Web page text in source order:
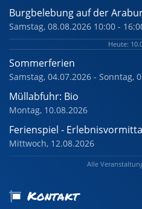
Burgbelebung auf der
Samstag, 08.08.2026 10:00 -
Heute:
Sommerferien
Samstag, 04.07.2026 - Sonntag,
Müllabfuhr: Bio
Montag, 10.08.2026
Ferienspiel -
Mittwoch, 12.08.2026
Alle
Kontakt